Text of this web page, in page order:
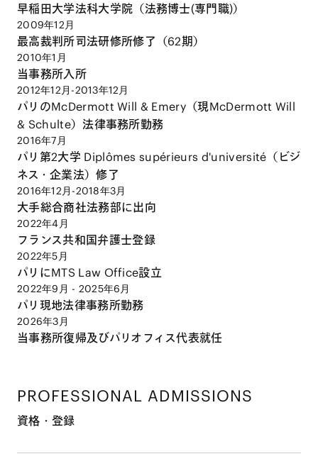
早稲田大学法科大学院（法務博士(専門職)）
2009年12月
最高裁判所司法研修所修了（62期）
2010年1月
当事務所入所
2012年12月-2013年12月
パリのMcDermott Will & Emery（現McDermott Will
& Schulte）法律事務所勤務
2016年7月
パリ第2大学 Diplômes supérieurs d'université（ビジ
ネス・企業法）修了
2016年12月-2018年3月
大手総合商社法務部に出向
2022年4月
フランス共和国弁護士登録
2022年5月
パリにMTS Law Office設立
2022年9月 - 2025年6月
パリ現地法律事務所勤務
2026年3月
当事務所復帰及びパリオフィス代表就任
PROFESSIONAL ADMISSIONS
資格・登録